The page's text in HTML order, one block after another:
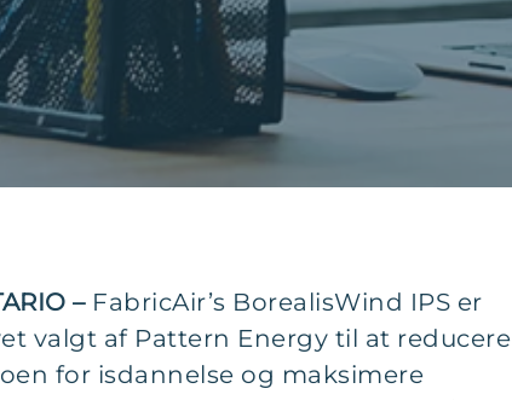
– FabricAir’s BorealisWind IPS er
valgt af Pattern Energy til at reducere
for isdannelse og maksimere